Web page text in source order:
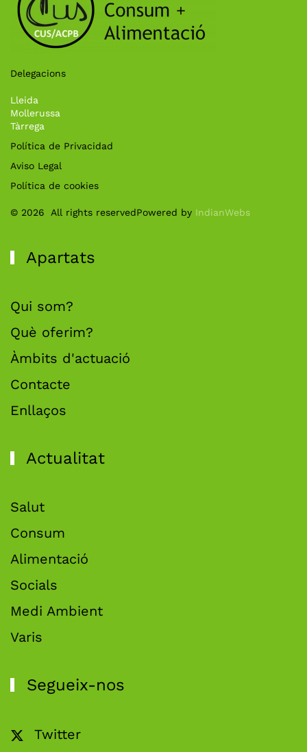
Delegacions
Lleida
Mollerussa
Tàrrega
Política de Privacidad
Aviso Legal
Política de cookies
© 2026 All rights reservedPowered by IndianWebs
Apartats
Qui som?
Què oferim?
Àmbits d'actuació
Contacte
Enllaços
Actualitat
Salut
Consum
Alimentació
Socials
Medi Ambient
Varis
Segueix-nos
Twitter